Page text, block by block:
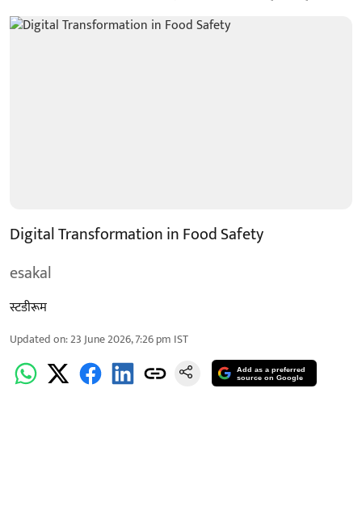
Digital Transformation in Food Safety
esakal
स्टडीरूम
Updated on:23 June 2026, 7:26 pm IST
Add as a preferred
source on Google